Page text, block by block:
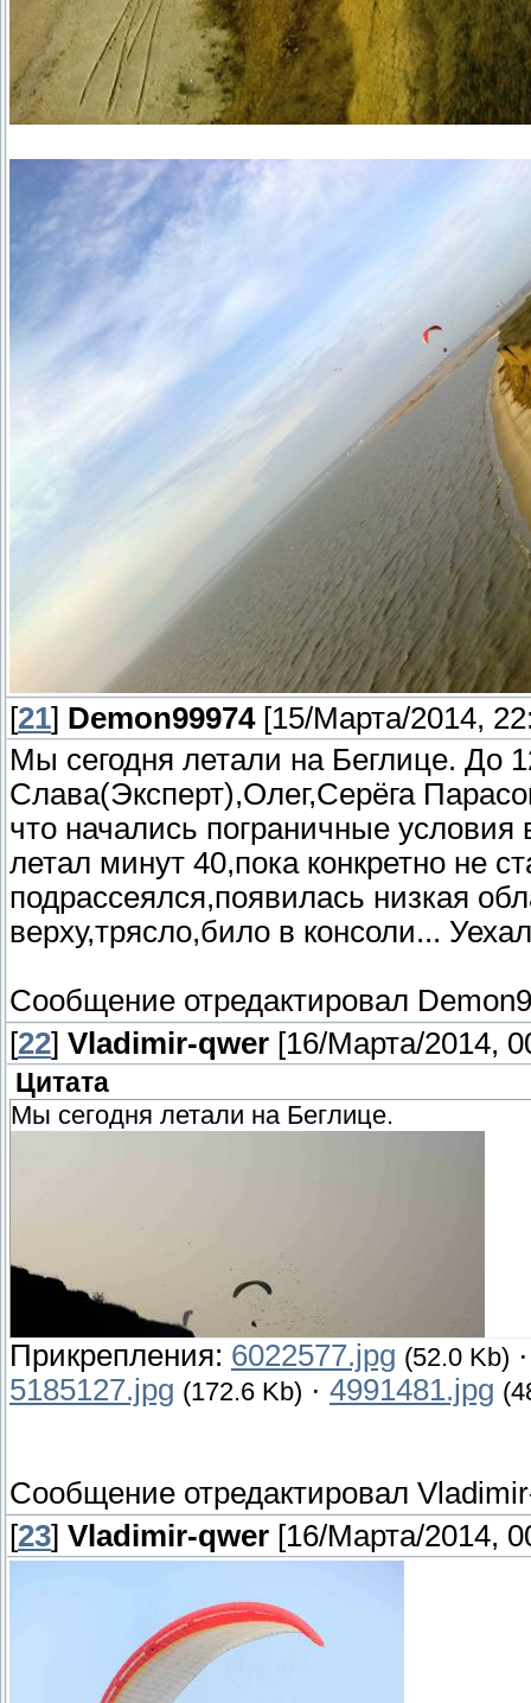
[21] Demon99974[15/Марта/2014,
Мы сегодня летали на Беглице. До
Слава(Эксперт),Олег,Серёга
что начались пограничные
летал минут 40,пока конкретно не
подрассеялся,появилась низкая
верху,трясло,било в консоли...
Сообщение отредактировал
[22] Vladimir-qwer [16/Марта/2014,
Цитата
Мы сегодня летали на Беглице.
Прикрепления: 6022577.jpg (52.0 Kb)
5185127.jpg (172.6 Kb) · 4991481.jpg
Сообщение отредактировал
[23] Vladimir-qwer [16/Марта/2014,